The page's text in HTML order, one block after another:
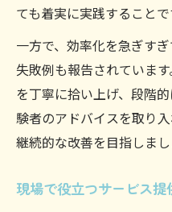
ても着実に実践することで
一方で、効率化を急ぎす
失敗例も報告されていま
を丁寧に拾い上げ、段階
験者のアドバイスを取り
継続的な改善を目指しまし
現場で役立つサービス